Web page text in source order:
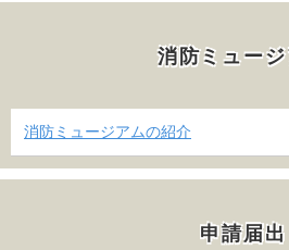
消防ミュー
消防ミュージアムの紹介
申請届出